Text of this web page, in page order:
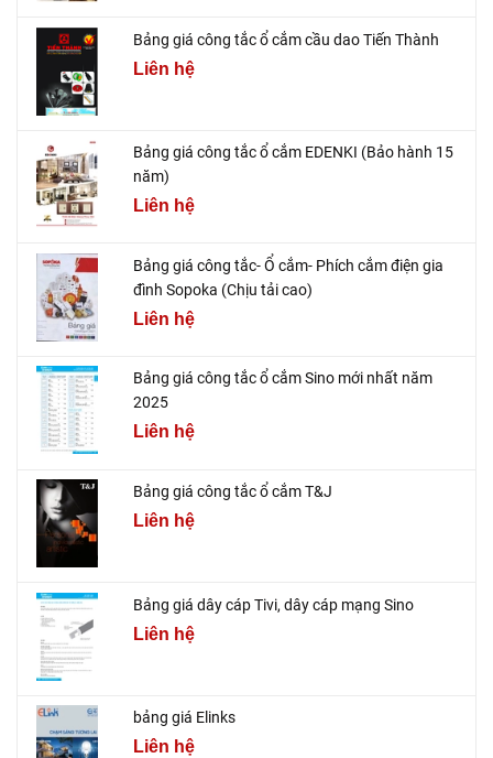
Bảng giá công tắc ổ cắm cầu dao Tiến Thành
Liên hệ
Bảng giá công tắc ổ cắm EDENKI (Bảo hành 15
năm)
Liên hệ
Bảng giá công tắc- Ổ cắm- Phích cắm điện gia
đình Sopoka (Chịu tải cao)
Liên hệ
Bảng giá công tắc ổ cắm Sino mới nhất năm
2025
Liên hệ
Bảng giá công tắc ổ cắm T&J
Liên hệ
Bảng giá dây cáp Tivi, dây cáp mạng Sino
Liên hệ
bảng giá Elinks
Liên hệ